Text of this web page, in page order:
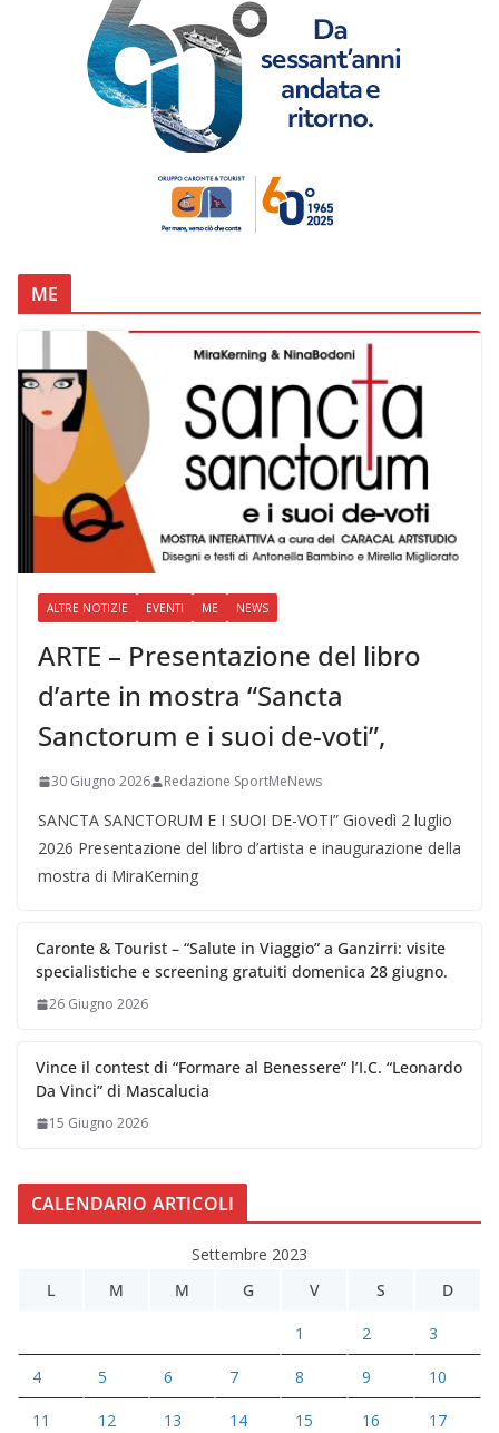
ME
ALTRE NOTIZIE EVENTI ME NEWS
ARTE – Presentazione del libro
d’arte in mostra “Sancta
Sanctorum e i suoi de-voti”,
30 Giugno 2026 Redazione SportMeNews
SANCTA SANCTORUM E I SUOI DE-VOTI” Giovedì 2 luglio
2026 Presentazione del libro d’artista e inaugurazione della
mostra di MiraKerning
Caronte & Tourist – “Salute in Viaggio” a Ganzirri: visite
specialistiche e screening gratuiti domenica 28 giugno.
26 Giugno 2026
Vince il contest di “Formare al Benessere” l’I.C. “Leonardo
Da Vinci” di Mascalucia
15 Giugno 2026
CALENDARIO ARTICOLI
Settembre 2023
L
M M G V S D
1 2 3
4 5 6 7 8 9 10
11 12 13 14 15 16 17